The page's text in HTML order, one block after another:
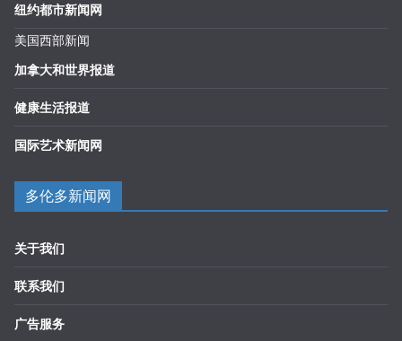
纽约都市新闻网
美国西部新闻
加拿大和世界报道
健康生活报道
国际艺术新闻网
多伦多新闻网
关于我们
联系我们
广告服务